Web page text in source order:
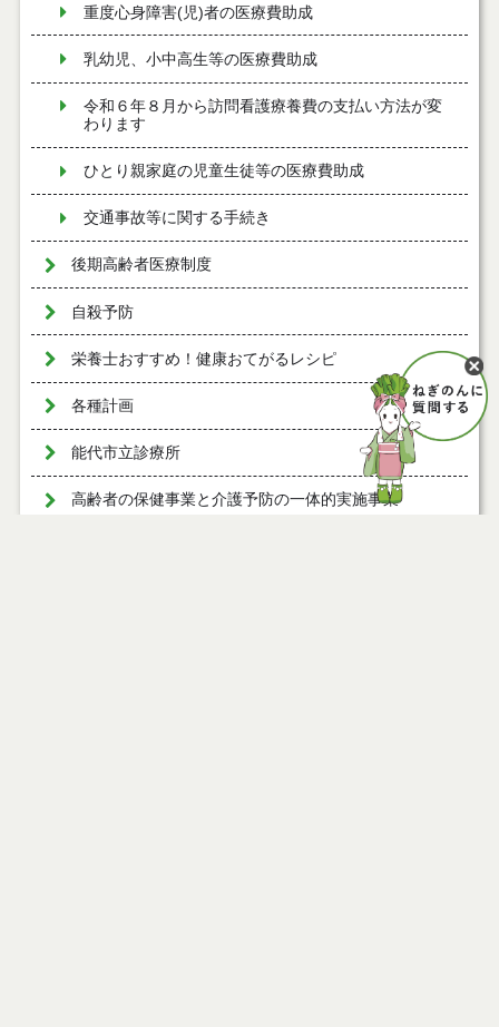
重度心身障害(児)者の医療費助成
乳幼児、小中高生等の医療費助成
令和６年８月から訪問看護療養費の支払い方法が変
わります
ひとり親家庭の児童生徒等の医療費助成
交通事故等に関する手続き
後期高齢者医療制度
自殺予防
栄養士おすすめ！健康おてがるレシピ
各種計画
能代市立診療所
高齢者の保健事業と介護予防の一体的実施事業